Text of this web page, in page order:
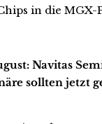
in die MGX-
Navitas
sollten jetzt